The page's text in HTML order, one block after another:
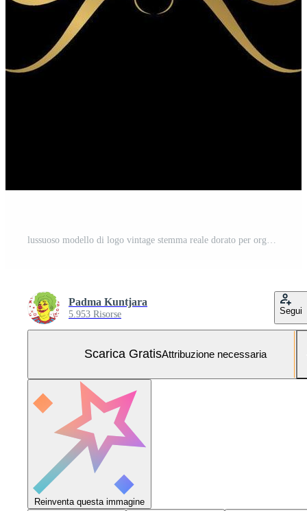
Padma Kuntjara
5.953 Risorse Segui
Scarica GratisAttribuzione necessaria
Reinventa questa immagine